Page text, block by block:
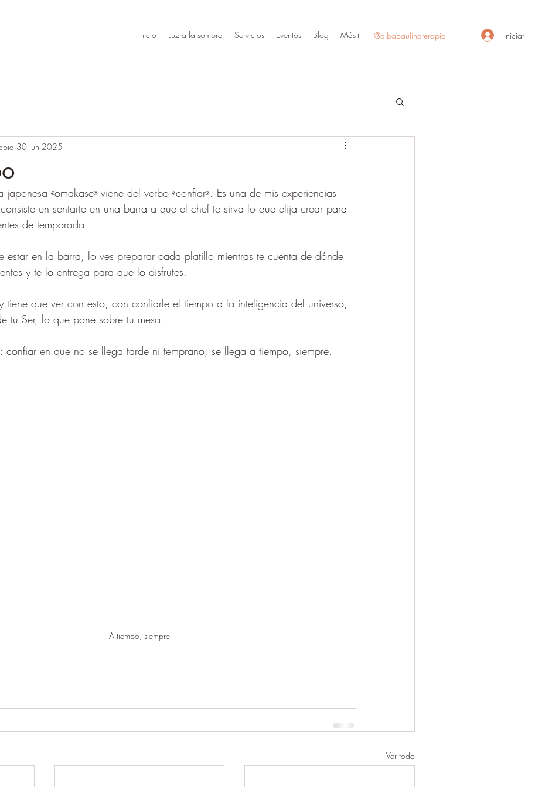
Inicio Luz a la sombra Servicios Eventos Blog Más+ @albapaulinaterapia Iniciar
30 jun 2025
«omakase» viene del verbo «confiar». Es una de mis experiencias
en sentarte en una barra a que el chef te sirva lo que elija crear para
de temporada.
estar en la barra, lo ves preparar cada platillo mientras te cuenta de dónde
y te lo entrega para que lo disfrutes.
tiene que ver con esto, con confiarle el tiempo a la inteligencia del universo,
tu Ser, lo que pone sobre tu mesa.
confiar en que no se llega tarde ni temprano, se llega a tiempo, siempre.
A tiempo, siempre
Ver todo